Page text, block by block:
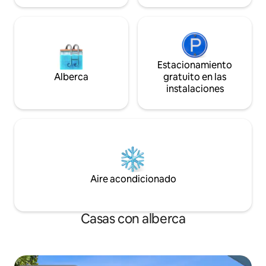
Alberca
Estacionamiento
gratuito en las
instalaciones
Aire acondicionado
Casas con alberca